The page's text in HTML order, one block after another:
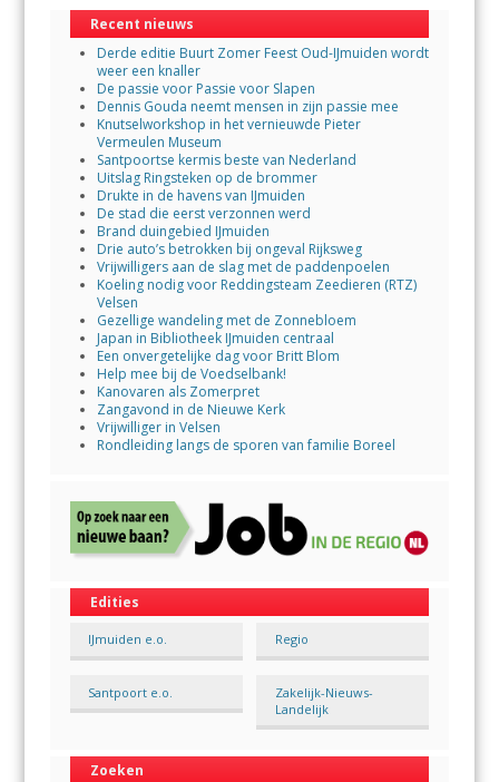
Recent nieuws
Derde editie Buurt Zomer Feest Oud-IJmuiden wordt
weer een knaller
De passie voor Passie voor Slapen
Dennis Gouda neemt mensen in zijn passie mee
Knutselworkshop in het vernieuwde Pieter
Vermeulen Museum
Santpoortse kermis beste van Nederland
Uitslag Ringsteken op de brommer
Drukte in de havens van IJmuiden
De stad die eerst verzonnen werd
Brand duingebied IJmuiden
Drie auto’s betrokken bij ongeval Rijksweg
Vrijwilligers aan de slag met de paddenpoelen
Koeling nodig voor Reddingsteam Zeedieren (RTZ)
Velsen
Gezellige wandeling met de Zonnebloem
Japan in Bibliotheek IJmuiden centraal
Een onvergetelijke dag voor Britt Blom
Help mee bij de Voedselbank!
Kanovaren als Zomerpret
Zangavond in de Nieuwe Kerk
Vrijwilliger in Velsen
Rondleiding langs de sporen van familie Boreel
Edities
IJmuiden e.o. Regio
Santpoort e.o.
Zakelijk-Nieuws-
Landelijk
Zoeken